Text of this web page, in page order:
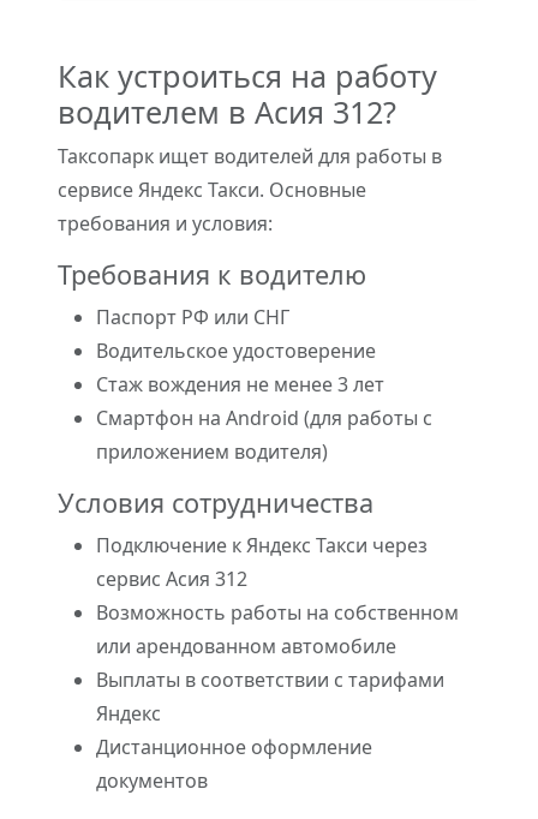
Как устроиться на работу
водителем в Асия 312?
Таксопарк ищет водителей для работы в
сервисе Яндекс Такси. Основные
требования и условия:
Требования к водителю
Паспорт РФ или СНГ
Водительское удостоверение
Стаж вождения не менее 3 лет
Смартфон на Android (для работы с
приложением водителя)
Условия сотрудничества
Подключение к Яндекс Такси через
сервис Асия 312
Возможность работы на собственном
или арендованном автомобиле
Выплаты в соответствии с тарифами
Яндекс
Дистанционное оформление
документов